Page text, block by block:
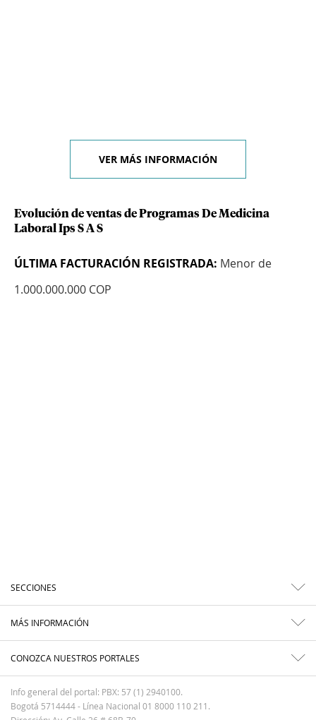
VER MÁS INFORMACIÓN
Evolución de ventas de Programas De Medicina
Laboral Ips S A S
ÚLTIMA FACTURACIÓN REGISTRADA: Menor de
1.000.000.000 COP
SECCIONES
MÁS INFORMACIÓN
CONOZCA NUESTROS PORTALES
Info general del portal: PBX: 57 (1) 2940100.
Bogotá 5714444 - Línea Nacional 01 8000 110 211.